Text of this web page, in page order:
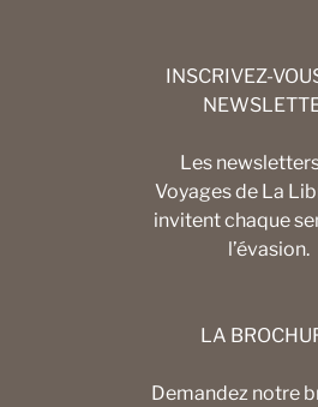
INSCRIVEZ-
Les
Voyages de La
invitent chaque
l’évasion.
LA
Demandez notre